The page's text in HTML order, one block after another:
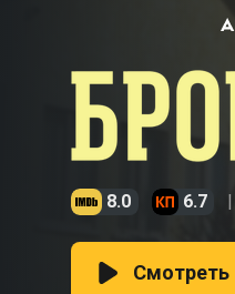
8.0 6.7
Смотреть